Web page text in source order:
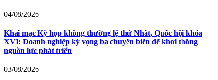
04/08/2026
Khai mạc Kỳ họp không thường lệ thứ Nhất, Quốc hội khóa
XVI: Doanh nghiệp kỳ vọng ba chuyển biến để khơi thông
nguồn lực phát triển
03/08/2026